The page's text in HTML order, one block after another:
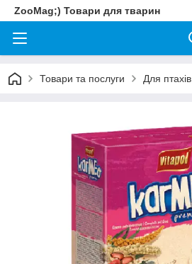
ZooMag;) Товари для тварин
Товари та послуги Для птахів